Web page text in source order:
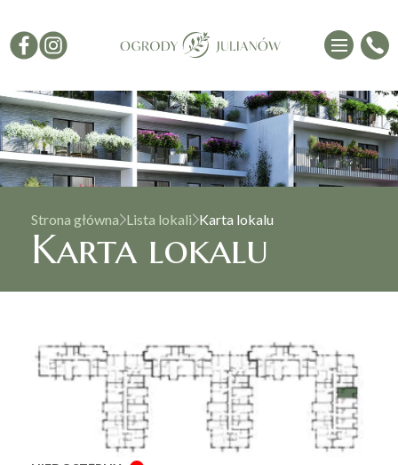
Strona główna Lista lokali Karta lokalu
Karta lokalu